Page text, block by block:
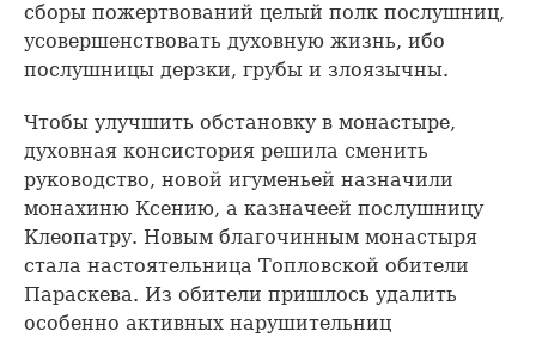
сборы пожертвований целый полк послушниц,
усовершенствовать духовную жизнь, ибо
послушницы дерзки, грубы и злоязычны.
Чтобы улучшить обстановку в монастыре,
духовная консистория решила сменить
руководство, новой игуменьей назначили
монахиню Ксению, а казначеей послушницу
Клеопатру. Новым благочинным монастыря
стала настоятельница Топловской обители
Параскева. Из обители пришлось удалить
особенно активных нарушительниц